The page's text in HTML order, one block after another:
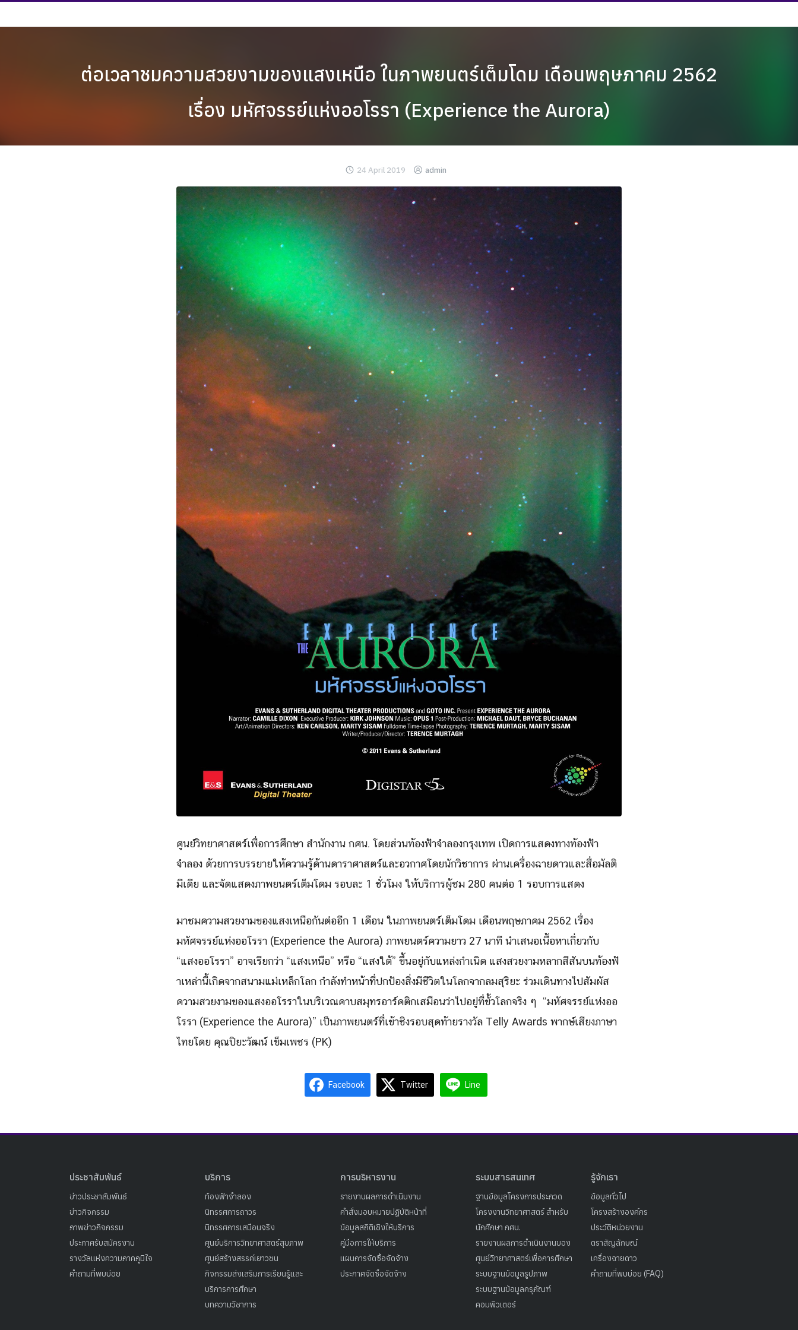
to
Search
for:
ต่อเวลาชมความสวยงามของแสงเหนือ ในภาพยนตร์เต็มโดม เดือนพฤษภาคม 2562
เรื่อง มหัศจรรย์แห่งออโรรา (Experience the Aurora)
24 April 2019 admin
ศูนย์วิทยาศาสตร์เพื่อการศึกษา สำนักงาน กศน. โดยส่วนท้องฟ้าจำลองกรุงเทพ เปิดการแสดงทางท้องฟ้า
จำลอง ด้วยการบรรยายให้ความรู้ด้านดาราศาสตร์และอวกาศโดยนักวิชาการ ผ่านเครื่องฉายดาวและสื่อมัลติ
มีเดีย และจัดแสดงภาพยนตร์เต็มโดม รอบละ 1 ชั่วโมง ให้บริการผู้ชม 280 คนต่อ 1 รอบการแสดง
มาชมความสวยงามของแสงเหนือกันต่ออีก 1 เดือน ในภาพยนตร์เต็มโดม เดือนพฤษภาคม 2562 เรื่อง
มหัศจรรย์แห่งออโรรา (Experience the Aurora) ภาพยนตร์ความยาว 27 นาที นำเสนอเนื้อหาเกี่ยวกับ
“แสงออโรรา” อาจเรียกว่า “แสงเหนือ” หรือ “แสงใต้” ขึ้นอยู่กับแหล่งกำเนิด แสงสวยงามหลากสีสันบนท้องฟ้
าเหล่านี้เกิดจากสนามแม่เหล็กโลก กำลังทำหน้าที่ปกป้องสิ่งมีชีวิตในโลกจากลมสุริยะ ร่วมเดินทางไปสัมผัส
ความสวยงามของแสงออโรราในบริเวณคาบสมุทรอาร์คติกเสมือนว่าไปอยู่ที่ขั้วโลกจริง ๆ “มหัศจรรย์แห่งออ
โรรา (Experience the Aurora)” เป็นภาพยนตร์ที่เข้าชิงรอบสุดท้ายรางวัล Telly Awards พากษ์เสียงภาษา
ไทยโดย คุณปิยะวัฒน์ เข็มเพชร (PK)
Facebook Twitter Line
ประชาสัมพันธ์
ข่าวประชาสัมพันธ์
ข่าวกิจกรรม
ภาพข่าวกิจกรรม
ประกาศรับสมัครงาน
รางวัลแห่งความภาคภูมิใจ
คำถามที่พบบ่อย
บริการ
ท้องฟ้าจำลอง
นิทรรศการถาวร
นิทรรศการเสมือนจริง
ศูนย์บริการวิทยาศาสตร์สุขภาพ
ศูนย์สร้างสรรค์เยาวชน
กิจกรรมส่งเสริมการเรียนรู้และ
บริการการศึกษา
บทความวิชาการ
การบริหารงาน
รายงานผลการดำเนินงาน
คำสั่งมอบหมายปฏิบัติหน้าที่
ข้อมูลสถิติเชิงให้บริการ
คู่มือการให้บริการ
แผนการจัดซื้อจัดจ้าง
ประกาศจัดซื้อจัดจ้าง
ระบบสารสนเทศ
ฐานข้อมูลโครงการประกวด
โครงงานวิทยาศาสตร์ สำหรับ
นักศึกษา กศน.
รายงานผลการดำเนินงานของ
ศูนย์วิทยาศาสตร์เพื่อการศึกษา
ระบบฐานข้อมูลรูปภาพ
ระบบฐานข้อมูลครุภัณฑ์
คอมพิวเตอร์
รู้จักเรา
ข้อมูลทั่วไป
โครงสร้างองค์กร
ประวัติหน่วยงาน
ตราสัญลักษณ์
เครื่องฉายดาว
คำถามที่พบบ่อย (FAQ)